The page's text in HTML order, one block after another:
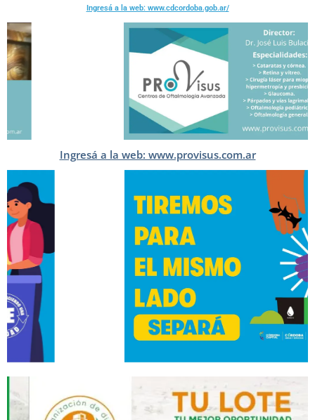
Ingresá a la web: www.cdcordoba.gob.ar/
Ingresá a la web: www.provisus.com.ar